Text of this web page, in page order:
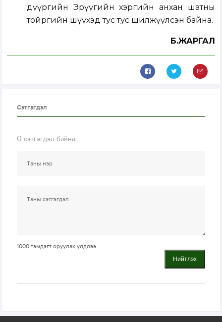
дүүргийн Эрүүгийн хэргийн анхан шатны
тойргийн шүүхэд тус тус шилжүүлсэн байна.
Б.ЖАРГАЛ
Сэтгэгдэл
0 сэтгэгдэл байна
1000 тэмдэгт оруулах үлдлээ.
Нийтлэх